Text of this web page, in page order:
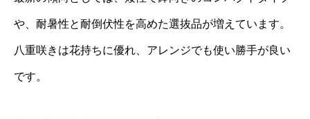
や、耐暑性と耐倒伏性を高めた選抜品が増えています。
八重咲きは花持ちに優れ、アレンジでも使い勝手が良い
です。